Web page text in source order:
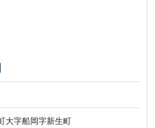
大字船岡字新生町